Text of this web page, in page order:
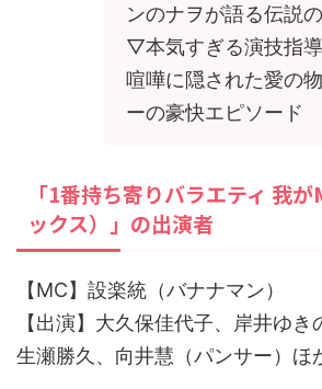
ンのナヲが語る伝説
▽本気すぎる演技指
喧嘩に隠された愛の
ーの豪快エピソード
「1番持ち寄りバラエティ 我
ックス）」の出演者
【MC】設楽統（バナナマン）
【出演】大久保佳代子、岸井ゆき
生瀬勝久、向井慧（パンサー）ほ